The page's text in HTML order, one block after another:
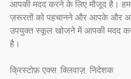
आपकी मदद करने के लिए मौजूद है।
ज़रूरतों को पहचानने और आपके और
उपयुक्त स्कूल खोजने में आपकी मदद
है।
क्रिस्टोफ़ एक्स. क्लिवाज़, निदेशक